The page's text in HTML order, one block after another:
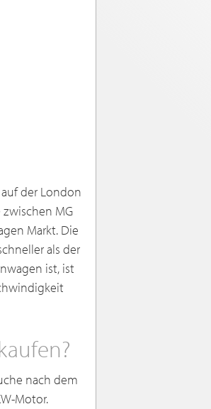
der London
MG
Markt. Die
als der
ist, ist
nach dem
Motor.